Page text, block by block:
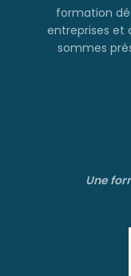
formation
entreprises et
sommes
Une